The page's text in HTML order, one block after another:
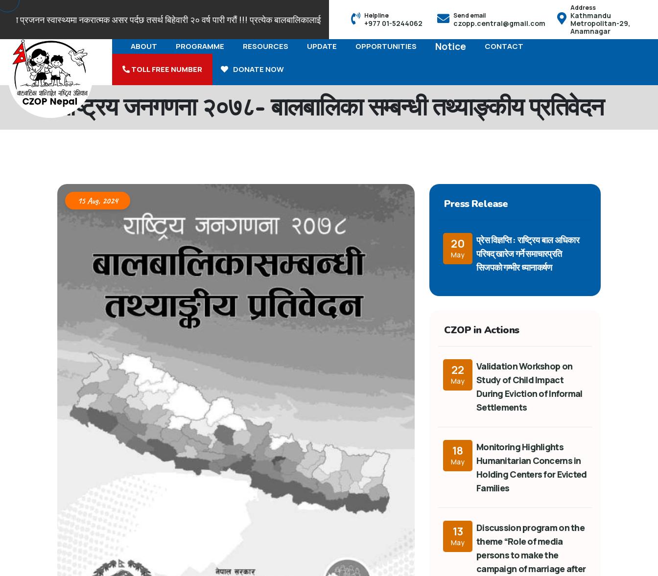
प्रजनन स्वास्थ्यमा नकरात्मक असर पर्दछ तसर्थ बिहेवारी २० वर्ष पारी गरौं !!! प्रत्येक बालबालिकालाई आफ्नो पहिचान सहित नामाकरण र जन्मदर्ताको हक हुनेछ तसर्थ बच्चाको जन्म भएको पैंतीस दिनभित्र आफू स्थायी
Helpline
+977 01-5244062
Send email
czopp.central@gmail.com
Address
Kathmandu
Metropolitan-29,
Anamnagar
ABOUT PROGRAMME RESOURCES UPDATE OPPORTUNITIES Notice CONTACT
TOLL FREE NUMBER DONATE NOW
राष्ट्रिय जनगणना २०७८- बालबालिका सम्बन्धी तथ्याङ्कीय प्रतिवेदन
15 Aug, 2024 Press Release
20
May
प्रेस विज्ञप्ति : राष्ट्रिय बाल अधिकार
परिषद् खारेज गर्ने समाचारप्रति
सिजपको गम्भीर ध्यानाकर्षण
CZOP in Actions
22
May
Validation Workshop on
Study of Child Impact
During Eviction of Informal
Settlements
18
May
Monitoring Highlights
Humanitarian Concerns in
Holding Centers for Evicted
Families
13
May
Discussion program on the
theme “Role of media
persons to make the
campaign of marriage after